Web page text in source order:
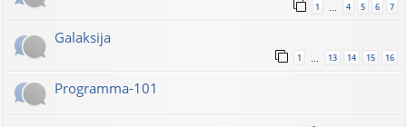
1 … 4 5 6 7
Galaksija
1 … 13 14 15 16
Programma-101